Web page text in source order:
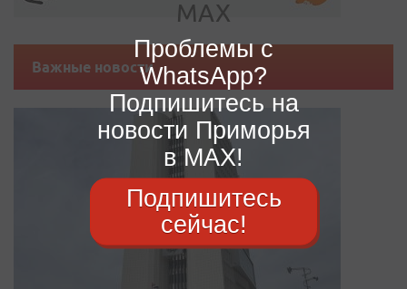
Важные новости
Проблемы с
WhatsApp?
Подпишитесь на
новости Приморья
в MAX!
Подпишитесь
сейчас!